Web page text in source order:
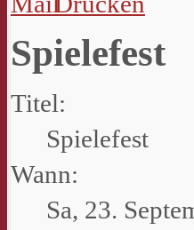
Spielefest
Titel:
Spielefest
Wann:
Sa, 23.